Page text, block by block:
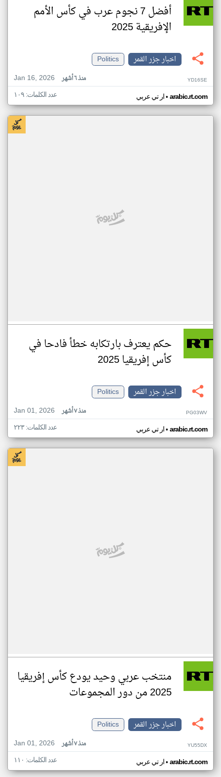
أفضل 7 نجوم عرب في كأس الأمم
الإفريقية 2025
اخبار جزر القمر
Politics
Jan 16, 2026
منذ ٦ أشهر YD16SE
ار تي عربي• arabic.rt.com عدد الكلمات: ١٠٩
حكم يعترف بارتكابه خطأ فادحا في
كأس إفريقيا 2025
اخبار جزر القمر
Politics
Jan 01, 2026
منذ ٧ أشهر PG03WV
ار تي عربي• arabic.rt.com عدد الكلمات: ٢٢٣
منتخب عربي وحيد يودع كأس إفريقيا
2025 من دور المجموعات
اخبار جزر القمر
Politics
Jan 01, 2026
منذ ٧ أشهر YU55DX
ار تي عربي• arabic.rt.com عدد الكلمات: ١١٠